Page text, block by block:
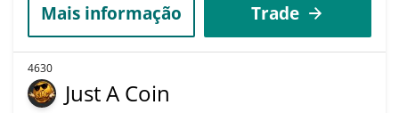
Mais informação Trade
4630
Just A Coin